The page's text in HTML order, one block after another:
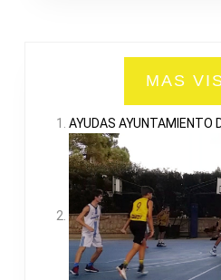
MAS
AYUDAS AYUNTAMIENTO